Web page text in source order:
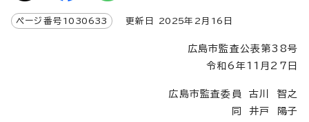
ページ番号 1030633 更新日 2025年2月 16 日
広島市監査公表第38号
令和6年11月27日
広島市監査委員 古川 智之
同 井戸 陽子